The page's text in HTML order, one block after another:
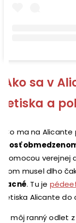
Ako sa v
letiska a
Čo ma na
dosť
pomocou
som musel dlho
lacné. Tu je
letiska Alicante
A môj ranný